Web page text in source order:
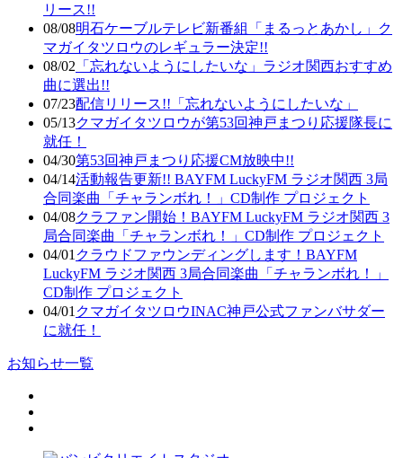
リース!!
08/08明石ケーブルテレビ新番組「まるっとあかし」ク
マガイタツロウのレギュラー決定!!
08/02 「忘れないようにしたいな」ラジオ関西おすすめ
曲に選出!!
07/23配信リリース!!「忘れないようにしたいな」
05/13クマガイタツロウが第53回神戸まつり応援隊長に
就任！
04/30第53回神戸まつり応援CM放映中!!
04/14活動報告更新!! BAYFM LuckyFM ラジオ関西 3局
合同楽曲「チャランボれ！」CD制作 プロジェクト
04/08クラファン開始！BAYFM LuckyFM ラジオ関西 3
局合同楽曲「チャランボれ！」CD制作 プロジェクト
04/01 クラウドファウンディングします！BAYFM
LuckyFM ラジオ関西 3局合同楽曲「チャランボれ！」
CD制作 プロジェクト
04/01 クマガイタツロウINAC神戸公式ファンバサダー
に就任！
お知らせ一覧